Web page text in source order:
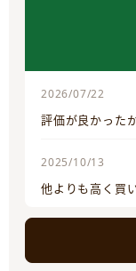
2026/07/22
評価が良かった
2025/10/13
他よりも高く買